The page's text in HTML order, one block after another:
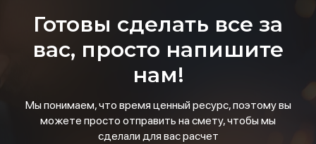
Готовы сделать все за
вас, просто напишите
нам!
Мы понимаем, что время ценный ресурс, поэтому вы
можете просто отправить на смету, чтобы мы
сделали для вас расчет